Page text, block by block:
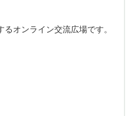
オンライン交流広場です。